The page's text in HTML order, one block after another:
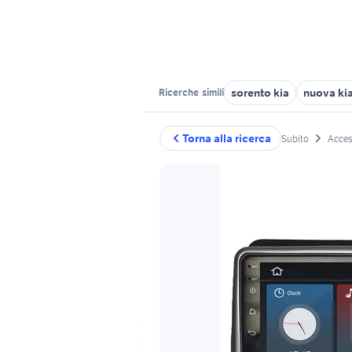
Ricerche simili sorento kia nuova
Torna alla ricerca Subito